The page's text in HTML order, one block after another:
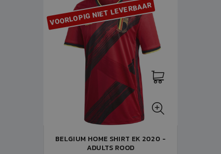
VOORLOPIG NIET LEVERBAAR
BELGIUM HOME SHIRT EK 2020 -
ADULTS ROOD